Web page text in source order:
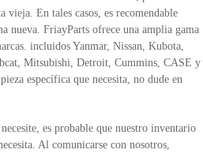
vieja. En tales casos, es recomendable
nueva. FriayParts ofrece una amplia gama
incluidos Yanmar, Nissan, Kubota,
Mitsubishi, Detroit, Cummins, CASE y
específica que necesita, no dude en
es probable que nuestro inventario
Al comunicarse con nosotros,